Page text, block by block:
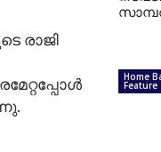
രാജി
Home
Feature